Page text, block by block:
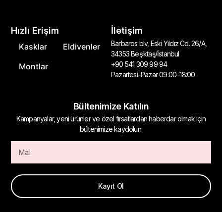
Hızlı Erişim
Kasklar
Eldivenler
Montlar
İletişim
Barbaros blv, Eski Yıldız Cd. 26/A,
34353 Beşiktaş/İstanbul
+90 541 309 99 94
Pazartesi–Pazar 09:00–18:00
Bültenimize Katılın
Kampanyalar, yeni ürünler ve özel fırsatlardan haberdar olmak için
bültenimize kaydolun.
Kayıt Ol